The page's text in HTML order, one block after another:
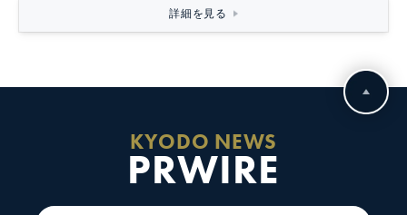
詳細を見る
KYODO NEWS
PRWIRE